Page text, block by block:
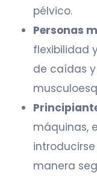
pélvico.
Personas
flexibilidad
de caídas
máquinas,
manera